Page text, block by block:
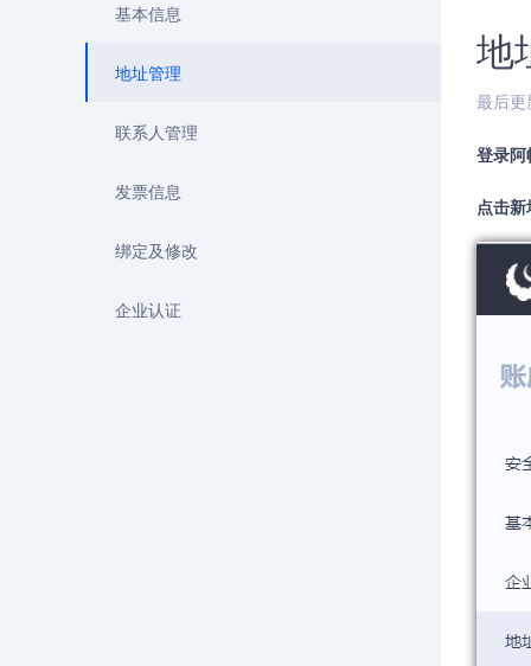
基本信息
地址管理
联系人管理
发票信息
绑定及修改
企业认证
地
最后
登录
点击